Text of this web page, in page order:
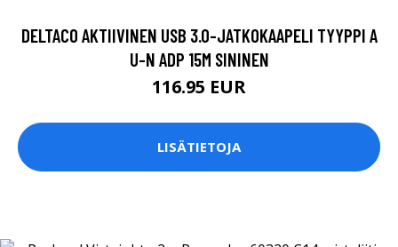
DELTACO AKTIIVINEN USB 3.0-JATKOKAAPELI TYYPPI A
U-N ADP 15M SININEN
116.95 EUR
LISÄTIETOJA